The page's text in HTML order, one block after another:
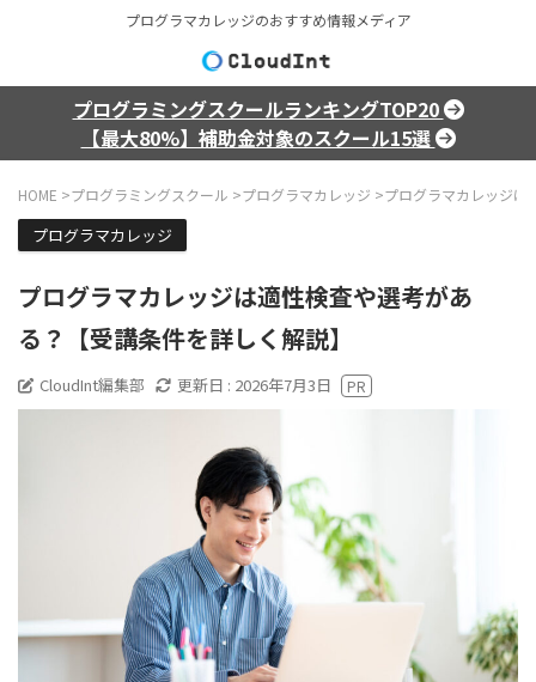
プログラマカレッジのおすすめ情報メディア
プログラミングスクールランキングTOP20
【最大80%】補助金対象のスクール15選
HOME >プログラミングスクール >プログラマカレッジ >プログラマカレッジは
プログラマカレッジ
プログラマカレッジは適性検査や選考があ
る？【受講条件を詳しく解説】
CloudInt編集部 更新日 : 2026年7月3日